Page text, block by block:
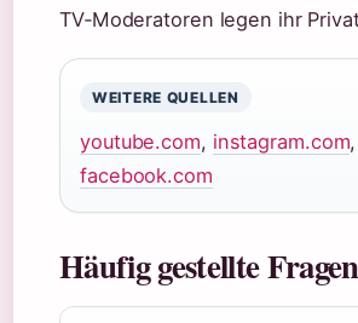
TV‑Moderatoren legen ihr
WEITERE QUELLEN
youtube.com, instagram.com
facebook.com
Häufig gestellte Fragen